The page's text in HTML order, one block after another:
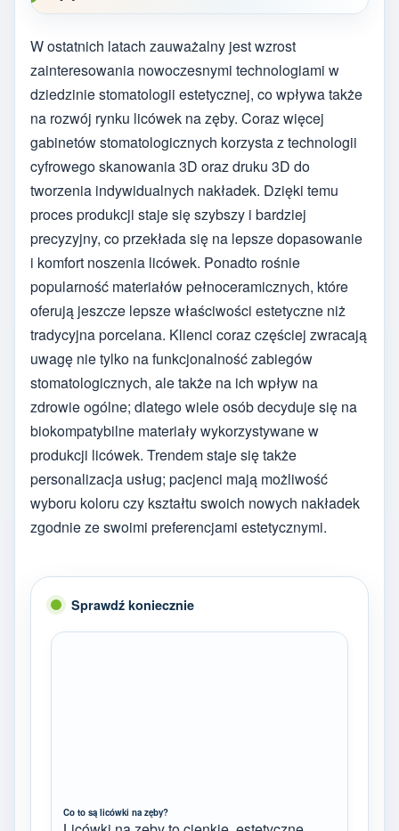
W ostatnich latach zauważalny jest wzrost
zainteresowania nowoczesnymi technologiami w
dziedzinie stomatologii estetycznej, co wpływa także
na rozwój rynku licówek na zęby. Coraz więcej
gabinetów stomatologicznych korzysta z technologii
cyfrowego skanowania 3D oraz druku 3D do
tworzenia indywidualnych nakładek. Dzięki temu
proces produkcji staje się szybszy i bardziej
precyzyjny, co przekłada się na lepsze dopasowanie
i komfort noszenia licówek. Ponadto rośnie
popularność materiałów pełnoceramicznych, które
oferują jeszcze lepsze właściwości estetyczne niż
tradycyjna porcelana. Klienci coraz częściej zwracają
uwagę nie tylko na funkcjonalność zabiegów
stomatologicznych, ale także na ich wpływ na
zdrowie ogólne; dlatego wiele osób decyduje się na
biokompatybilne materiały wykorzystywane w
produkcji licówek. Trendem staje się także
personalizacja usług; pacjenci mają możliwość
wyboru koloru czy kształtu swoich nowych nakładek
zgodnie ze swoimi preferencjami estetycznymi.
Sprawdź koniecznie
Co to są licówki na zęby?